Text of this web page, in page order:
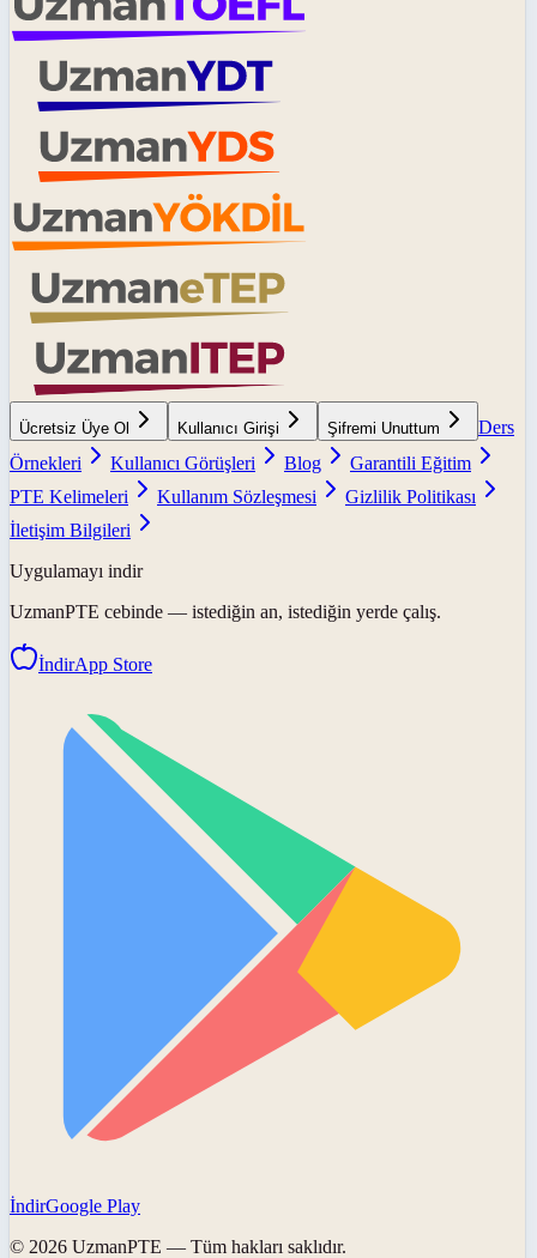
Ücretsiz Üye Ol Kullanıcı Girişi Şifremi Unuttum
Ders
Örnekleri
Kullanıcı Görüşleri Blog
Garantili Eğitim
PTE Kelimeleri
Kullanım Sözleşmesi
Gizlilik Politikası
İletişim Bilgileri
Uygulamayı indir
UzmanPTE cebinde — istediğin an, istediğin yerde çalış.
İndirApp Store
İndirGoogle Play
© 2026 UzmanPTE — Tüm hakları saklıdır.